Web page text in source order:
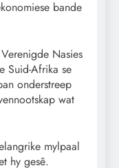
bande
Nasies
Suid-Afrika se
onderstreep
wat
mylpaal
hy gesê.